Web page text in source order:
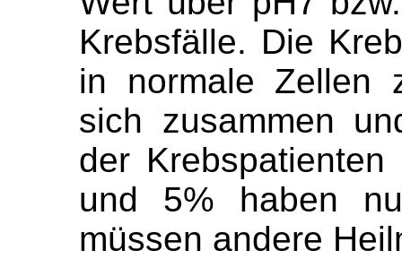
Krebsfälle. Die
in normale Zellen
sich zusammen
der
und 5% haben
müssen andere